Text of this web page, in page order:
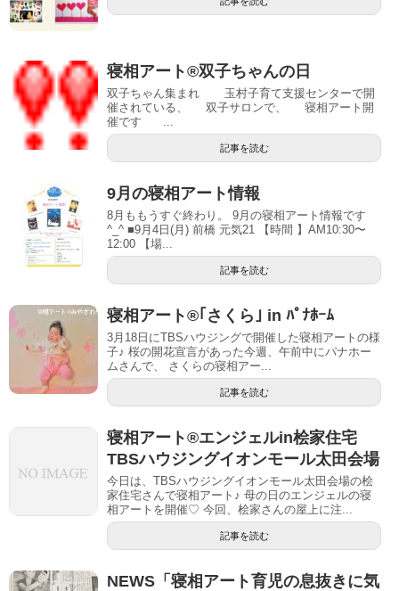
寝相アート®双子ちゃんの日
双子ちゃん集まれ 玉村子育て支援センターで開
催されている、 双子サロンで、 寝相アート開
催です ...
記事を読む
9月の寝相アート情報
8月ももうすぐ終わり。 9月の寝相アート情報です
^_^ ■9月4日(月) 前橋 元気21 【時間 】AM10:30〜
12:00 【場...
記事を読む
寝相アート®｢さくら｣ in ﾊﾟﾅﾎｰﾑ
3月18日にTBSハウジングで開催した寝相アートの様
子♪ 桜の開花宣言があった今週、午前中にパナホー
ムさんで、 さくらの寝相アー...
記事を読む
寝相アート®︎エンジェルin桧家住宅
TBSハウジングイオンモール太田会場
今日は、TBSハウジングイオンモール太田会場の桧
家住宅さんで寝相アート♪ 母の日のエンジェルの寝
相アートを開催♡ 今回、桧家さんの屋上に注...
記事を読む
NEWS「寝相アート育児の息抜きに気